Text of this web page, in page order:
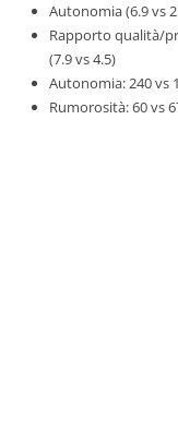
Autonomia (6.9 vs
Rapporto qualità/
(7.9 vs 4.5)
Autonomia: 240 vs
Rumorosità: 60 vs